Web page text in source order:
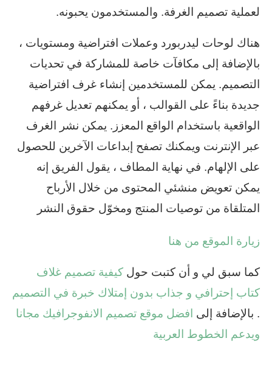
لعملية تصميم الغرفة. والمستخدمون يحبونه.
هناك لوحات ليدربورد وعملات افتراضية ومستويات ،
بالإضافة إلى مكافآت خاصة للمشاركة في تحديات
التصميم. يمكن للمستخدمين إنشاء غرف افتراضية
جديدة بناءً على القوالب ، أو يمكنهم تعديل غرفهم
الواقعية باستخدام الواقع المعزز. يمكن نشر الغرف
عبر الإنترنت ويمكنك تصفح إبداعات الآخرين للحصول
على الإلهام. في نهاية المطاف ، يقول الفريق إنه
يمكن تعويض منشئي المحتوى من خلال الأرباح
المتلقاة من توصيات المنتج ومخوّل حقوق النشر
زيارة الموقع من هنا
كما سبق لي و أن كتبت حول كيفية تصميم غلاف
كتاب إحترافي و جذاب بدون إمتلاك خبرة في التصميم
. بالإضافة إلى افضل موقع تصميم الانفوجرافيك مجانا
ويدعم الخطوط العربية